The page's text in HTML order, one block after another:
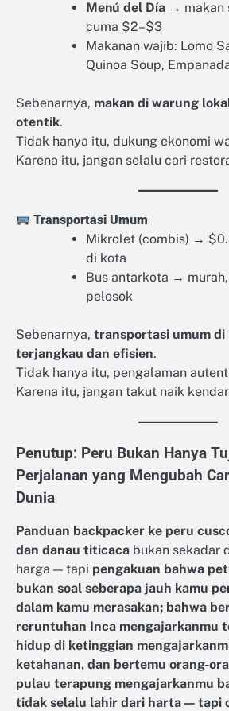
Menú del Día → makan
cuma $2–$3
Makanan wajib: Lomo
Quinoa Soup,
Sebenarnya, makan di warung
otentik.
Tidak hanya itu, dukung ekonomi
Karena itu, jangan selalu cari
Transportasi Umum
Mikrolet (combis) →
di kota
Bus antarkota →
pelosok
Sebenarnya, transportasi umum di
terjangkau dan efisien.
Tidak hanya itu, pengalaman
Karena itu, jangan takut naik
Penutup: Peru Bukan Hanya
Perjalanan yang Mengubah
Dunia
Panduan backpacker ke peru
dan danau titicaca bukan sekadar
harga — tapi pengakuan bahwa
bukan soal seberapa jauh kamu
dalam kamu merasakan; bahwa
reruntuhan Inca mengajarkanmu
hidup di ketinggian
ketahanan, dan bertemu orang-
pulau terapung mengajarkanmu
tidak selalu lahir dari harta — tapi